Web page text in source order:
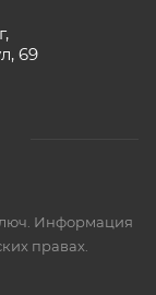
69
Информация
правах.